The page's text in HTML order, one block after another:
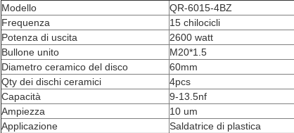
Modello
QR-6015-4BZ
Frequenza
15 chilocicli
Potenza di uscita
2600 watt
Bullone unito
M20*1.5
Diametro ceramico del disco
60mm
Qty dei dischi ceramici
4pcs
Capacità
9-13.5nf
Ampiezza
10 um
Applicazione
Saldatrice di plastica